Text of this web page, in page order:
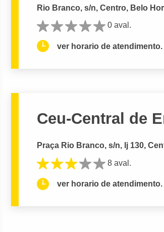
Rio Branco, s/n, Centro, Belo
0 aval.
ver horario de atendimento.
Ceu-Central de
Praça Rio Branco, s/n, lj 130,
8 aval.
ver horario de atendimento.